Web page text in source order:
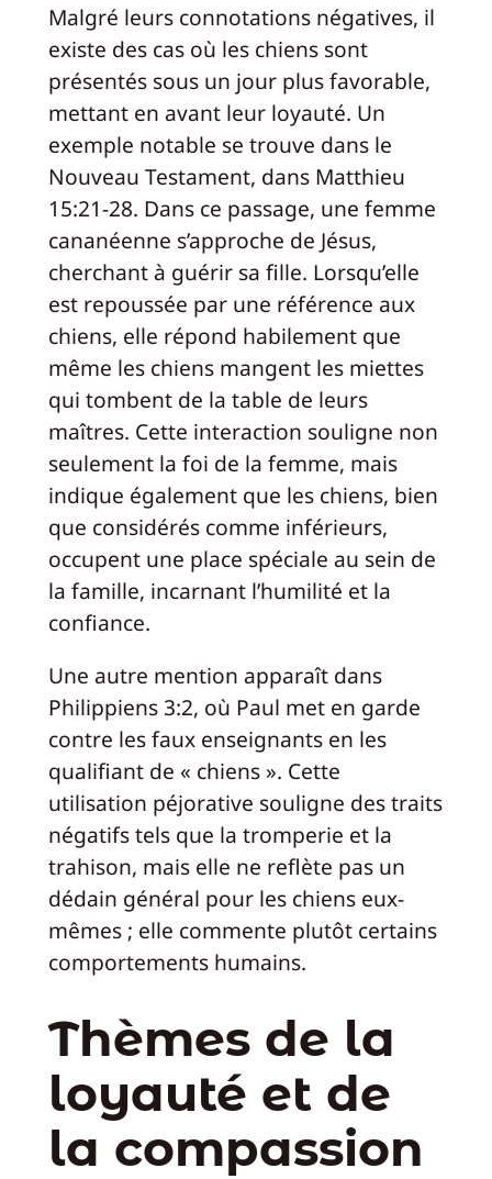
Malgré leurs connotations négatives, il
existe des cas où les chiens sont
présentés sous un jour plus favorable,
mettant en avant leur loyauté. Un
exemple notable se trouve dans le
Nouveau Testament, dans Matthieu
15:21-28. Dans ce passage, une femme
cananéenne s’approche de Jésus,
cherchant à guérir sa fille. Lorsqu’elle
est repoussée par une référence aux
chiens, elle répond habilement que
même les chiens mangent les miettes
qui tombent de la table de leurs
maîtres. Cette interaction souligne non
seulement la foi de la femme, mais
indique également que les chiens, bien
que considérés comme inférieurs,
occupent une place spéciale au sein de
la famille, incarnant l’humilité et la
confiance.
Une autre mention apparaît dans
Philippiens 3:2, où Paul met en garde
contre les faux enseignants en les
qualifiant de « chiens ». Cette
utilisation péjorative souligne des traits
négatifs tels que la tromperie et la
trahison, mais elle ne reflète pas un
dédain général pour les chiens eux-
mêmes ; elle commente plutôt certains
comportements humains.
Thèmes de la
loyauté et de
la compassion